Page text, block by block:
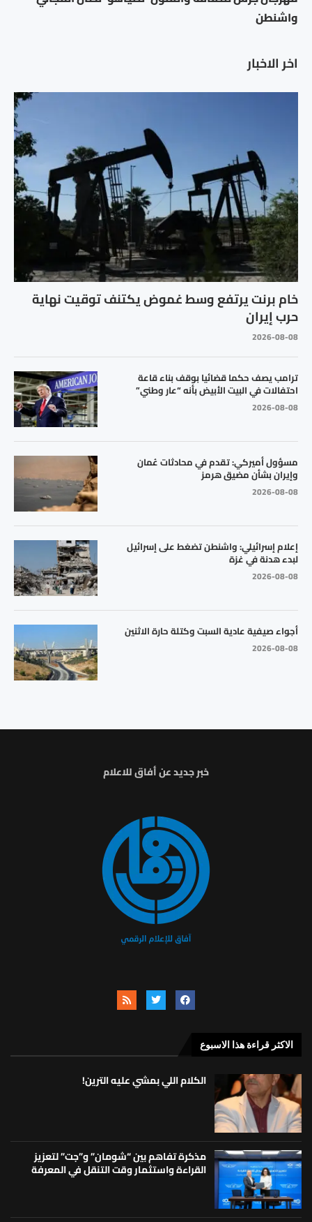
اخر الاخبار
خام برنت يرتفع وسط غموض يكتنف توقيت نهاية
حرب إيران
2026-08-08
ترامب يصف حكما قضائيا بوقف بناء قاعة
احتفالات في البيت الأبيض بأنه “عار وطني”
2026-08-08
مسؤول أميركي: تقدم في محادثات عُمان
وإيران بشأن مضيق هرمز
2026-08-08
إعلام إسرائيلي: واشنطن تضغط على إسرائيل
لبدء هدنة في غزة
2026-08-08
أجواء صيفية عادية السبت وكتلة حارة الاثنين
2026-08-08
واشنطن
خبر جديد عن أفاق للاعلام
الاكثر قراءة هذا الاسبوع
الكلام اللي بمشي عليه الترين!
مذكرة تفاهم بين “شومان” و”جت” لتعزيز
القراءة واستثمار وقت التنقل في المعرفة